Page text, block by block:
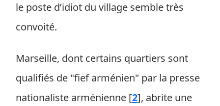
le poste d’idiot du village semble très
convoité.
Marseille, dont certains quartiers sont
qualifiés de "fief arménien" par la presse
nationaliste arménienne [2], abrite une